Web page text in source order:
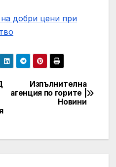
добри цени при
Изпълнителна
агенция по горите |
Новини